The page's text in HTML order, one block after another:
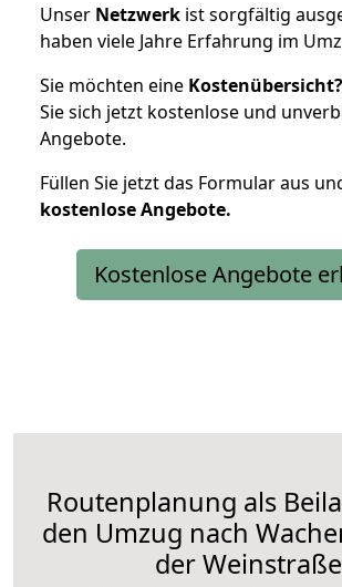
Unser Netzwerk ist sorgfältig
haben viele Jahre Erfahrung im
Sie möchten eine Kostenübersicht?
Sie sich jetzt kostenlose und
Angebote.
Füllen Sie jetzt das Formular aus
kostenloseAngebote.
Kostenlose Angebote
Routenplanung als
den Umzug nach
der Weinstraße